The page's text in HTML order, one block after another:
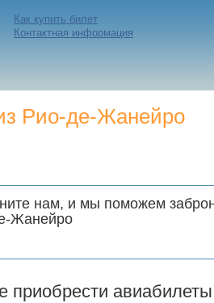
Как купить билет
Контактная информация
Рио-де-Жанейро
нам, и мы поможем
Жанейро
приобрести